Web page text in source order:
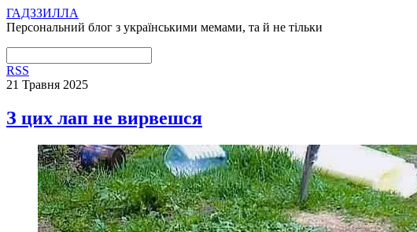
ГАДЗЗИЛЛА
Персональний блог з українськими мемами, та й не тільки
RSS
21 Травня 2025
З цих лап не вирвешся